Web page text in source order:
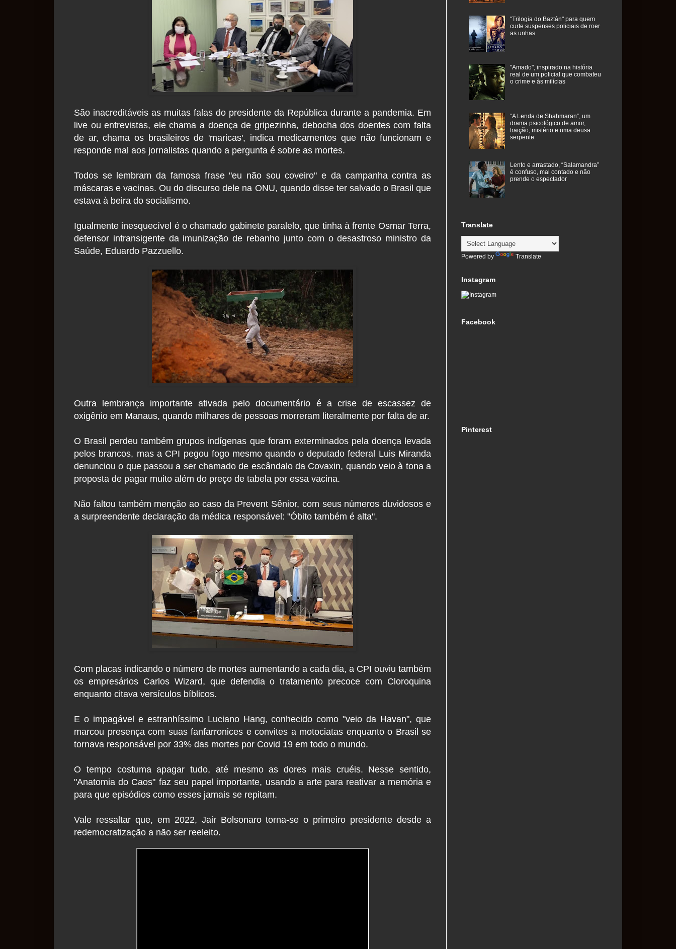
São inacreditáveis as muitas falas do presidente da República durante a pandemia. Em
live ou entrevistas, ele chama a doença de gripezinha, debocha dos doentes com falta
de ar, chama os brasileiros de 'maricas', indica medicamentos que não funcionam e
responde mal aos jornalistas quando a pergunta é sobre as mortes.
Todos se lembram da famosa frase "eu não sou coveiro" e da campanha contra as
máscaras e vacinas. Ou do discurso dele na ONU, quando disse ter salvado o Brasil que
estava à beira do socialismo.
Igualmente inesquecível é o chamado gabinete paralelo, que tinha à frente Osmar Terra,
defensor intransigente da imunização de rebanho junto com o desastroso ministro da
Saúde, Eduardo Pazzuello.
Outra lembrança importante ativada pelo documentário é a crise de escassez de
oxigênio em Manaus, quando milhares de pessoas morreram literalmente por falta de ar.
O Brasil perdeu também grupos indígenas que foram exterminados pela doença levada
pelos brancos, mas a CPI pegou fogo mesmo quando o deputado federal Luis Miranda
denunciou o que passou a ser chamado de escândalo da Covaxin, quando veio à tona a
proposta de pagar muito além do preço de tabela por essa vacina.
Não faltou também menção ao caso da Prevent Sênior, com seus números duvidosos e
a surpreendente declaração da médica responsável: "Óbito também é alta".
Com placas indicando o número de mortes aumentando a cada dia, a CPI ouviu também
os empresários Carlos Wizard, que defendia o tratamento precoce com Cloroquina
enquanto citava versículos bíblicos.
E o impagável e estranhíssimo Luciano Hang, conhecido como "veio da Havan", que
marcou presença com suas fanfarronices e convites a motociatas enquanto o Brasil se
tornava responsável por 33% das mortes por Covid 19 em todo o mundo.
O tempo costuma apagar tudo, até mesmo as dores mais cruéis. Nesse sentido,
"Anatomia do Caos" faz seu papel importante, usando a arte para reativar a memória e
para que episódios como esses jamais se repitam.
Vale ressaltar que, em 2022, Jair Bolsonaro torna-se o primeiro presidente desde a
redemocratização a não ser reeleito.
"Trilogia do Baztán" para quem
curte suspenses policiais de roer
as unhas
"Amado", inspirado na história
real de um policial que combateu
o crime e às milícias
“A Lenda de Shahmaran”, um
drama psicológico de amor,
traição, mistério e uma deusa
serpente
Lento e arrastado, “Salamandra”
é confuso, mal contado e não
prende o espectador
Translate
Powered by Translate
Instagram
Facebook
Pinterest